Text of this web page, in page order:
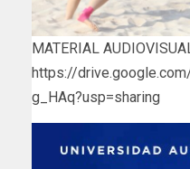
MATERIAL
https://
g_HAq?usp=sharing